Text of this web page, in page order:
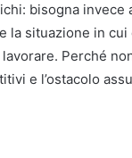
bisogna invece
la situazione in
Perché
e l’ostacolo